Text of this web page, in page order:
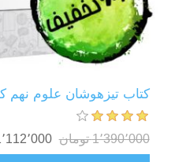
کتاب تیزهوشان علوم نهم
1٬390٬000 تومان 1٬112٬000